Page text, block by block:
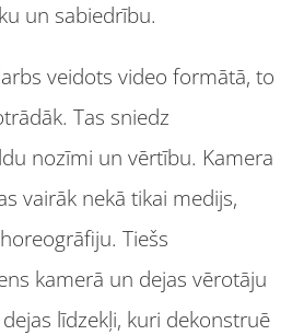
un sabiedrību.
veidots video formātā, to
Tas sniedz
nozīmi un vērtību. Kamera
vairāk nekā tikai medijs,
Tiešs
kamerā un dejas vērotāju
līdzekļi, kuri dekonstruē